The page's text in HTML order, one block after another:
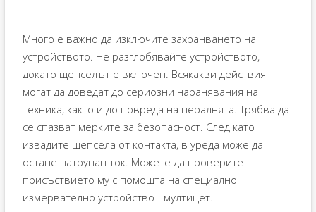
Много е важно да изключите захранването на
устройството. Не разглобявайте устройството,
докато щепселът е включен. Всякакви действия
могат да доведат до сериозни наранявания на
техника, както и до повреда на пералнята. Трябва да
се спазват мерките за безопасност. След като
извадите щепсела от контакта, в уреда може да
остане натрупан ток. Можете да проверите
присъствието му с помощта на специално
измервателно устройство - мултицет.